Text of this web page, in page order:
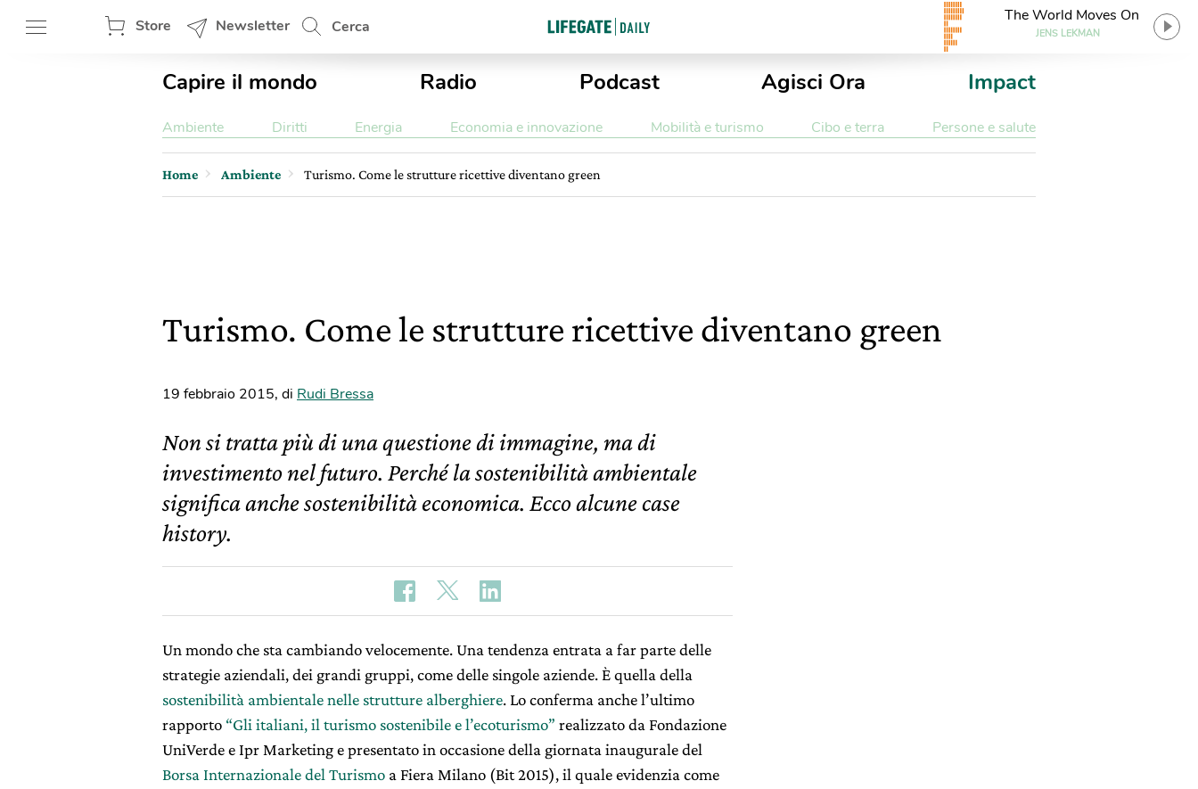
Store Newsletter Cerca
The World Moves On
JENS LEKMAN
Capire il mondo Radio Podcast Agisci Ora Impact
Ambiente Diritti Energia Economia e innovazione Mobilità e turismo Cibo e terra Persone e salute
Home Ambiente Turismo. Come le strutture ricettive diventano green
Turismo. Come le strutture ricettive diventano green
19 febbraio 2015, di Rudi Bressa
Non si tratta più di una questione di immagine, ma di
investimento nel futuro. Perché la sostenibilità ambientale
significa anche sostenibilità economica. Ecco alcune case
history.
Un mondo che sta cambiando velocemente. Una tendenza entrata a far parte delle
strategie aziendali, dei grandi gruppi, come delle singole aziende. È quella della
sostenibilità ambientale nelle strutture alberghiere. Lo conferma anche l’ultimo
rapporto “Gli italiani, il turismo sostenibile e l’ecoturismo” realizzato da Fondazione
UniVerde e Ipr Marketing e presentato in occasione della giornata inaugurale del
Borsa Internazionale del Turismo a Fiera Milano (Bit 2015), il quale evidenzia come